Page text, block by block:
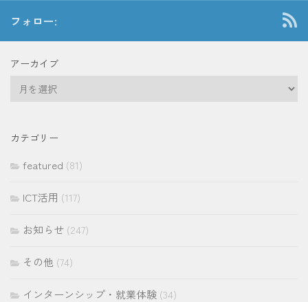
フォロー:
アーカイブ
イ
カテゴリー
featured (81)
ICT活用 (117)
お知らせ (247)
その他 (74)
インターンシップ・就業体験 (34)